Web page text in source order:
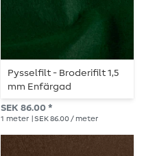
Pysselfilt - Broderifilt 1,5
mm Enfärgad
Grankvistgrön
SEK 86.00 *
1 meter | SEK 86.00 / meter